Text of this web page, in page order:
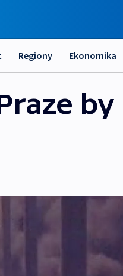
Regiony Ekonomika